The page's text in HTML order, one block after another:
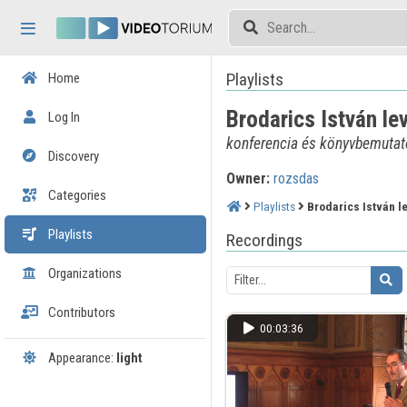
Home
Log In
Discovery
Categories
Playlists
Organizations
Contributors
Appearance: light
Playlists
Brodarics István
konferencia és
Owner: rozsdas
Playlists Brodarics István
Recordings
00:03:36